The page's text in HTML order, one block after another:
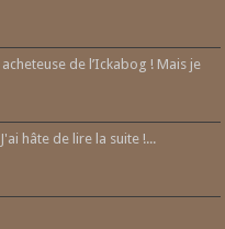
de l’Ickabog ! Mais je
hâte de lire la suite !...